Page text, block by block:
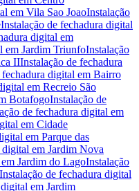
em Vila Sao JoaoInstalação
Instalação de fechadura digital
digital em
em Jardim TriunfoInstalação
IIInstalação de fechadura
digital em Bairro
em Recreio São
BotafogoInstalação de
de fechadura digital em
em Cidade
em Parque das
digital em Jardim Nova
em Jardim do LagoInstalação
Instalação de fechadura digital
em Jardim